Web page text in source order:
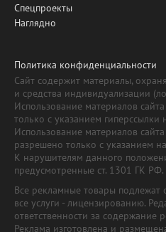
Спецпроекты
Наглядно
Политика конфиденциальности
Сайт содержит материалы,
и средства индивидуализации
Использование материалов
только с указанием гиперссылки
Использование материалов
разрешено только с указанием
К нарушителям данного
предусмотренные ст. 1301 ГК РФ.
Все рекламные товары подлежат
все услуги - лицензированию.
ответственности за содержание
Реклама изготовлена и